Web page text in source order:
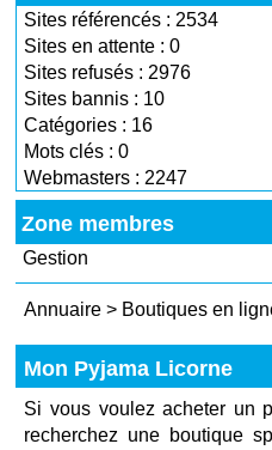
Sites référencés : 2534
Sites en attente : 0
Sites refusés : 2976
Sites bannis : 10
Catégories : 16
Mots clés : 0
Webmasters : 2247
Zone membres
Gestion
Annuaire > Boutiques en
Mon Pyjama Licorne
Si vous voulez acheter un
recherchez une boutique